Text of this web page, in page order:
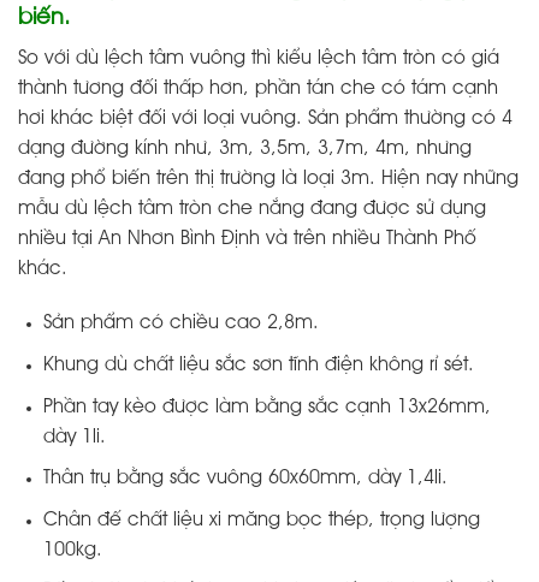
biến.
So với dù lệch tâm vuông thì kiểu lệch tâm tròn có giá
thành tương đối thấp hơn, phần tán che có tám cạnh
hơi khác biệt đối với loại vuông. Sản phẩm thường có 4
dạng đường kính như, 3m, 3,5m, 3,7m, 4m, nhưng
đang phổ biến trên thị trường là loại 3m. Hiện nay những
mẫu dù lệch tâm tròn che nắng đang được sử dụng
nhiều tại An Nhơn Bình Định và trên nhiều Thành Phố
khác.
Sản phẩm có chiều cao 2,8m.
Khung dù chất liệu sắc sơn tĩnh điện không rỉ sét.
Phần tay kèo được làm bằng sắc cạnh 13x26mm,
dày 1li.
Thân trụ bằng sắc vuông 60x60mm, dày 1,4li.
Chân đế chất liệu xi măng bọc thép, trọng lượng
100kg.